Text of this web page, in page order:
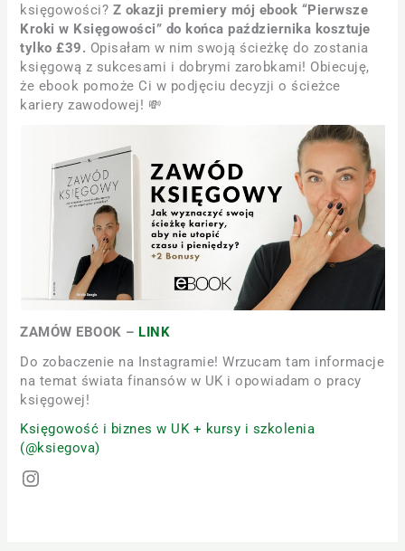
księgowości? Z okazji premiery mój ebook “Pierwsze
Kroki w Księgowości” do końca października kosztuje
tylko £39. Opisałam w nim swoją ścieżkę do zostania
księgową z sukcesami i dobrymi zarobkami! Obiecuję,
że ebook pomoże Ci w podjęciu decyzji o ścieżce
kariery zawodowej! 💸
ZAMÓW EBOOK – LINK
Do zobaczenie na Instagramie! Wrzucam tam informacje
na temat świata finansów w UK i opowiadam o pracy
księgowej!
Księgowość i biznes w UK + kursy i szkolenia
(@ksiegova)